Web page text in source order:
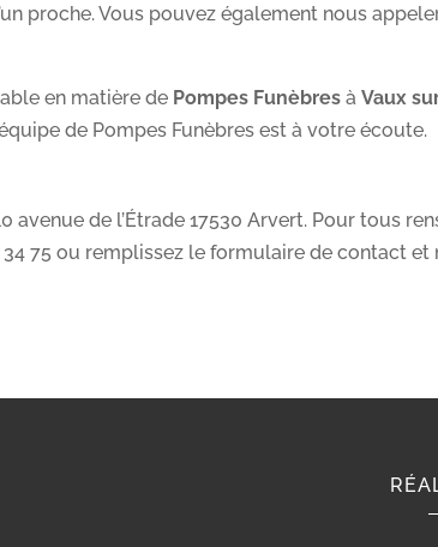
proche. Vous pouvez également nous
en matière de Pompes Funèbres àVaux
de Pompes Funèbres est à votre écoute.
avenue de l’Étrade 17530 Arvert. Pour tous
75 ou remplissez le formulaire de contact